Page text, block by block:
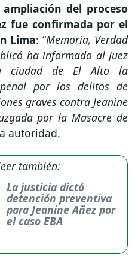
ampliación del proceso
fue confirmada por el
Lima: “Memoria, Verdad
ha informado al Juez
ciudad de El Alto la
por los delitos de
graves contra Jeanine
por la Masacre de
autoridad.
también:
La justicia dictó
detención preventiva
para Jeanine Añez por
el caso EBA